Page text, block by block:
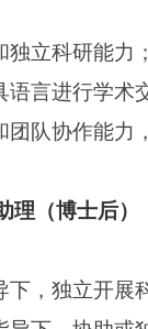
独立科研能力
语言进行学术
团队协作能力
理（博士后）
下，独立开展